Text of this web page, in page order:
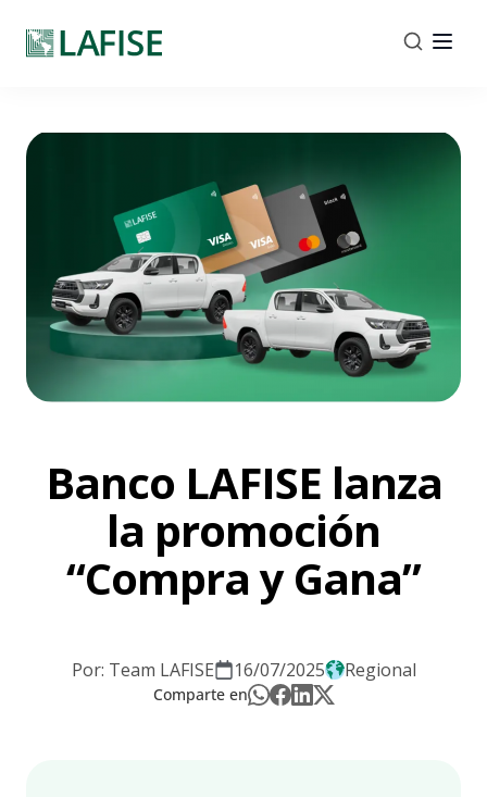
Banco LAFISE lanza
la promoción
“Compra y Gana”
Por: Team LAFISE 16/07/2025 Regional
Comparte en